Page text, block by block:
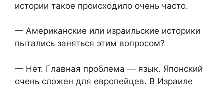
истории такое происходило очень часто.
— Американские или израильские историки
пытались заняться этим вопросом?
— Нет. Главная проблема — язык. Японский
очень сложен для европейцев. В Израиле